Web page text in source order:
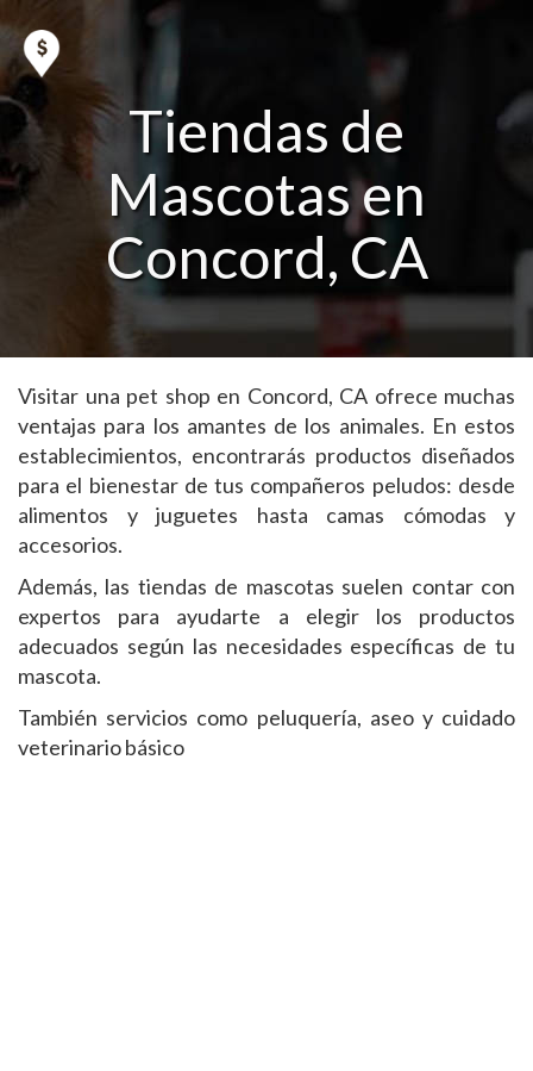
Tiendas de
Mascotas en
Concord, CA
Visitar una pet shop en Concord, CA ofrece muchas
ventajas para los amantes de los animales. En estos
establecimientos, encontrarás productos diseñados
para el bienestar de tus compañeros peludos: desde
alimentos y juguetes hasta camas cómodas y
accesorios.
Además, las tiendas de mascotas suelen contar con
expertos para ayudarte a elegir los productos
adecuados según las necesidades específicas de tu
mascota.
También servicios como peluquería, aseo y cuidado
veterinario básico